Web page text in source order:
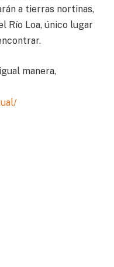
a tierras nortinas,
Río Loa, único lugar
manera,